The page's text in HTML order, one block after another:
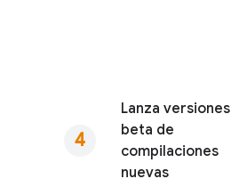
Lanza versiones
beta de
compilaciones
nuevas